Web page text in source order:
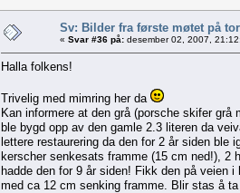
Sv: Bilder fra første møtet på
« Svar #36 på: desember 02, 2007,
Halla folkens!
Trivelig med mimring her da
Kan informere at den grå (porsche skifer
ble bygd opp av den gamle 2.3 literen da
lettere restaurering da den for 2 år siden ble
kerscher senkesats framme (15 cm ned!),
hadde den for 9 år siden! Fikk den på veien
med ca 12 cm senking framme. Blir stas å